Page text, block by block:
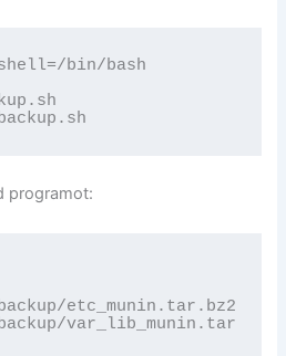
bin/bash
programot:
etc_munin.tar.bz2 /